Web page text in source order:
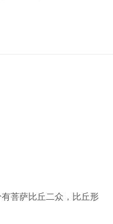
菩萨比丘二众，比丘形